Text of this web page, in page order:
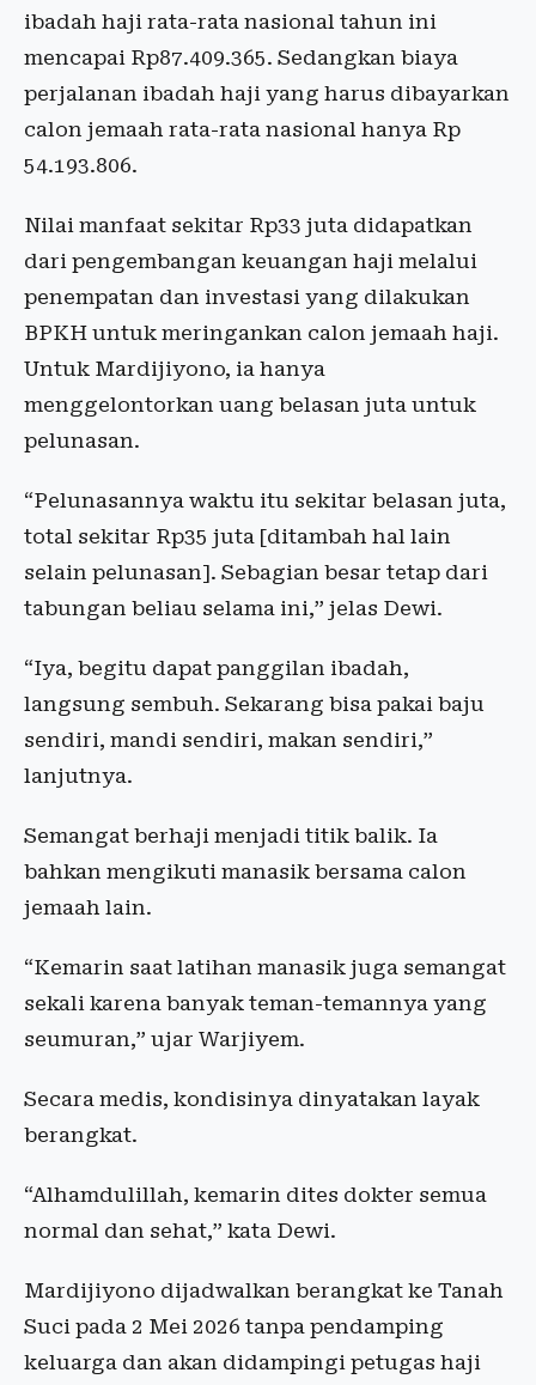
ibadah haji rata-rata nasional tahun ini
mencapai Rp87.409.365. Sedangkan biaya
perjalanan ibadah haji yang harus dibayarkan
calon jemaah rata-rata nasional hanya Rp
54.193.806.
Nilai manfaat sekitar Rp33 juta didapatkan
dari pengembangan keuangan haji melalui
penempatan dan investasi yang dilakukan
BPKH untuk meringankan calon jemaah haji.
Untuk Mardijiyono, ia hanya
menggelontorkan uang belasan juta untuk
pelunasan.
“Pelunasannya waktu itu sekitar belasan juta,
total sekitar Rp35 juta [ditambah hal lain
selain pelunasan]. Sebagian besar tetap dari
tabungan beliau selama ini,” jelas Dewi.
“Iya, begitu dapat panggilan ibadah,
langsung sembuh. Sekarang bisa pakai baju
sendiri, mandi sendiri, makan sendiri,”
lanjutnya.
Semangat berhaji menjadi titik balik. Ia
bahkan mengikuti manasik bersama calon
jemaah lain.
“Kemarin saat latihan manasik juga semangat
sekali karena banyak teman-temannya yang
seumuran,” ujar Warjiyem.
Secara medis, kondisinya dinyatakan layak
berangkat.
“Alhamdulillah, kemarin dites dokter semua
normal dan sehat,” kata Dewi.
Mardijiyono dijadwalkan berangkat ke Tanah
Suci pada 2 Mei 2026 tanpa pendamping
keluarga dan akan didampingi petugas haji